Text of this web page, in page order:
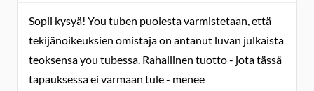
Sopii kysyä! You tuben puolesta varmistetaan, että
tekijänoikeuksien omistaja on antanut luvan julkaista
teoksensa you tubessa. Rahallinen tuotto - jota tässä
tapauksessa ei varmaan tule - menee